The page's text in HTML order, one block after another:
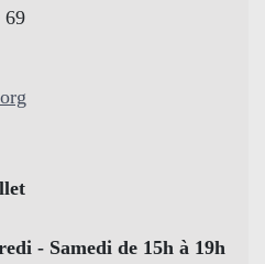
69
- Samedi de 15h à 19h